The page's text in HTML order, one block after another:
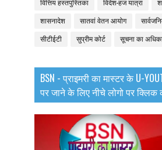
वित्तिय हस्तपुस्तिका विदेश-हज यात्रा
शासनादेश सातवां वेतन आयोग
सीटीईटी सुप्रीम कोर्ट सूचना का
BSN - प्राइमरी का मास्टर के U-
पर जाने के लिए नीचे लोगो पर क्लिक